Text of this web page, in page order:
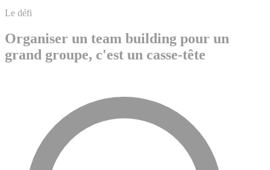
Le défi
Organiser un team building pour un
grand groupe, c'est un casse-tête